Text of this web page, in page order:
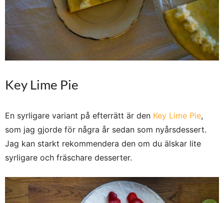
Key Lime Pie
En syrligare variant på efterrätt är den Key Lime Pie,
som jag gjorde för några år sedan som nyårsdessert.
Jag kan starkt rekommendera den om du älskar lite
syrligare och fräschare desserter.